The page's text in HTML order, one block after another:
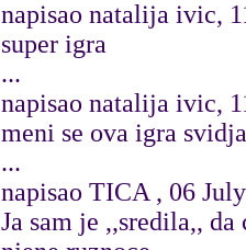
napisao natalija ivic,
super igra
...
napisao natalija ivic,
meni se ova igra svidja
...
napisao TICA , 06
Ja sam je ,,sredila,,